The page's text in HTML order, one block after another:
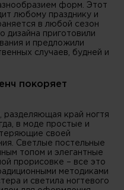
форм. Этот
любому празднику и
в любой сезон
дизайна приготовили
и предложили
случаев, будней и
покоряет
разделяющая край ногтя
в моде простые и
своей
Светлые постельные
топом и элегантные
прорисовке – все это
методиками
и светила ногтевого